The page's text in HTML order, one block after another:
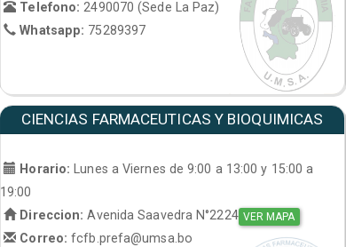
Telefono: 2490070 (Sede La Paz)
Whatsapp: 75289397
CIENCIAS FARMACEUTICAS Y BIOQUIMICAS
Horario: Lunes a Viernes de 9:00 a 13:00 y 15:00 a
19:00
Direccion: Avenida Saavedra N°2224 VER MAPA
Correo:fcfb.prefa@umsa.bo